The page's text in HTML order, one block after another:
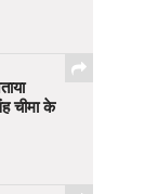
चीमा के